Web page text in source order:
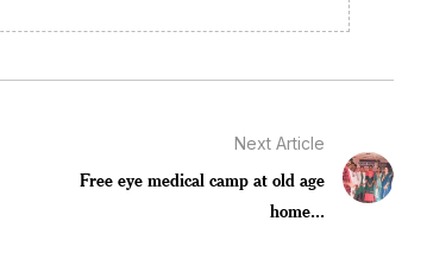
Next Article
Free eye medical camp at old age
home...